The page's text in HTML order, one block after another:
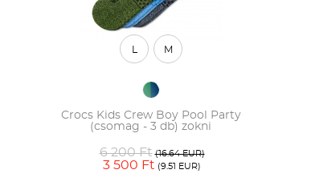
Crocs Kids Crew Boy Pool Party
(csomag - 3 db) zokni
6 200 Ft (16.64 EUR)
3 500 Ft (9.51 EUR)
M